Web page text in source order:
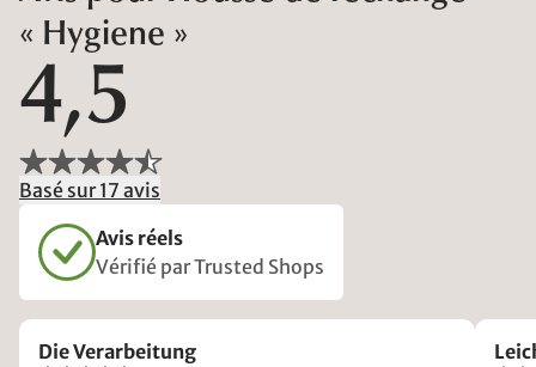
« Hygiene »
4,5
Basé sur 17 avis
Avis réels
Vérifié par Trusted Shops
Die Verarbeitung